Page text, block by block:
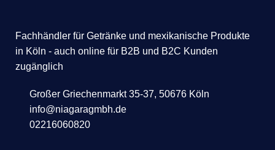
Fachhändler für Getränke und mexikanische Produkte
in Köln - auch online für B2B und B2C Kunden
zugänglich
Großer Griechenmarkt 35-37, 50676 Köln
info@niagaragmbh.de
02216060820